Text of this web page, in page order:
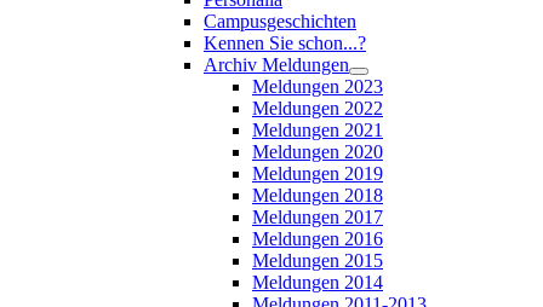
Campusgeschichten
Kennen Sie schon...?
Archiv Meldungen
Meldungen 2023
Meldungen 2022
Meldungen 2021
Meldungen 2020
Meldungen 2019
Meldungen 2018
Meldungen 2017
Meldungen 2016
Meldungen 2015
Meldungen 2014